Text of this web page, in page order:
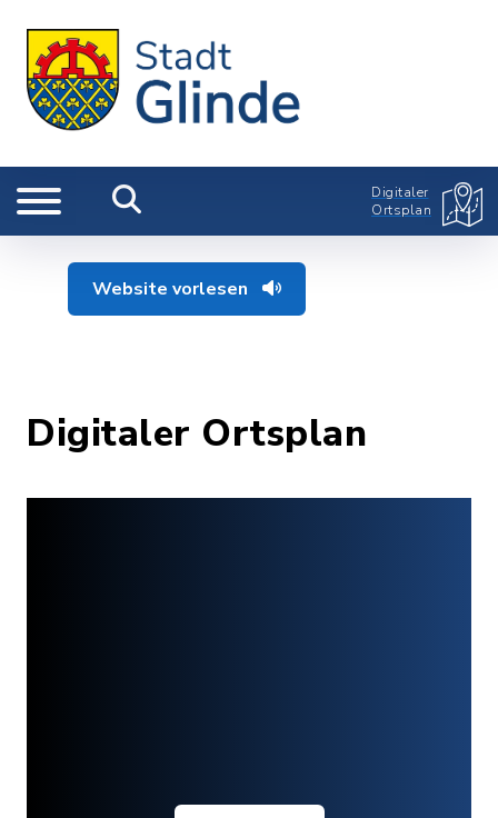
Digitaler
Ortsplan
Website vorlesen
Digitaler Ortsplan